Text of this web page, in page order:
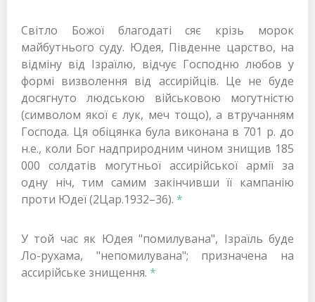
Світло Божої благодаті сяє крізь морок
майбутнього суду. Юдея, Південне царство, на
відміну від Ізраїлю, відчує Господню любов у
формі визволення від ассирійців. Це не буде
досягнуто людською військовою могутністю
(символом якої є лук, меч тощо), а втручанням
Господа. Ця обіцянка була виконана в 701 р. до
н.е., коли Бог надприродним чином знищив 185
000 солдатів могутньої ассирійської армії за
одну ніч, тим самим закінчивши її кампанію
проти Юдеї (2Цар.1932–36). *
У той час як Юдея "помилувана", Ізраїль буде
Ло-рухама, "непомилувана"; призначена на
ассирійське знищення. *